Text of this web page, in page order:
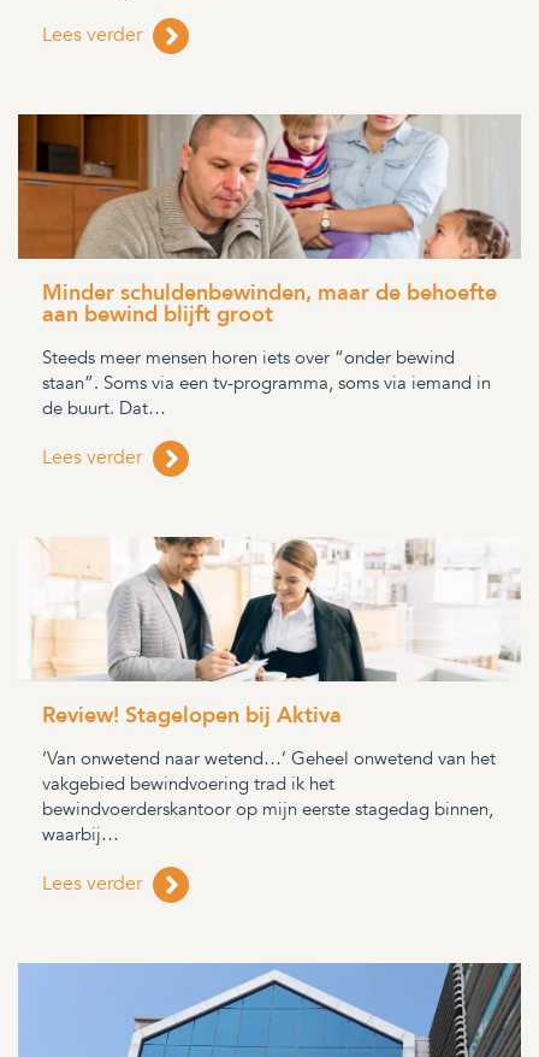
Lees verder
Minder schuldenbewinden, maar de behoefte
aan bewind blijft groot
Steeds meer mensen horen iets over “onder bewind
staan”. Soms via een tv-programma, soms via iemand in
de buurt. Dat…
Lees verder
Review! Stagelopen bij Aktiva
‘Van onwetend naar wetend…’ Geheel onwetend van het
vakgebied bewindvoering trad ik het
bewindvoerderskantoor op mijn eerste stagedag binnen,
waarbij…
Lees verder